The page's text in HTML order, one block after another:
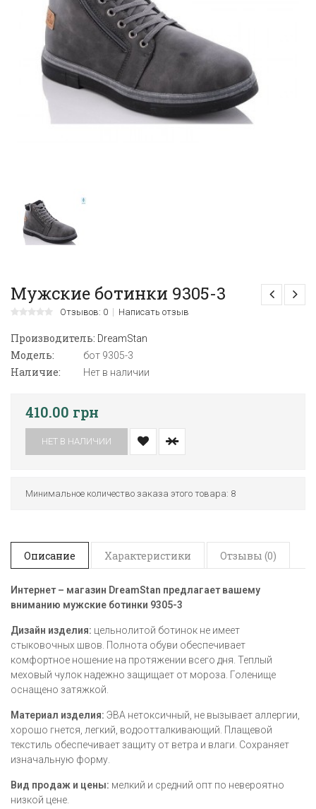
Мужские ботинки 9305-3
Отзывов: 0 Написать отзыв
Производитель: DreamStan
Модель: бот 9305-3
Наличие: Нет в наличии
410.00 грн
НЕТ В НАЛИЧИИ
Минимальное количество заказа этого товара: 8
Описание Характеристики Отзывы (0)
Интернет – магазин DreamStan предлагает вашему
вниманию мужские ботинки 9305-3
Дизайн изделия: цельнолитой ботинок не имеет
стыковочных швов. Полнота обуви обеспечивает
комфортное ношение на протяжении всего дня. Теплый
меховый чулок надежно защищает от мороза. Голенище
оснащено затяжкой.
Материал изделия: ЭВА нетоксичный, не вызывает аллергии,
хорошо гнется, легкий, водоотталкивающий. Плащевой
текстиль обеспечивает защиту от ветра и влаги. Сохраняет
изначальную форму.
Вид продаж и цены: мелкий и средний опт по невероятно
низкой цене.